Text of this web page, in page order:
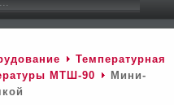
Температурная
МТШ-90
Мини-